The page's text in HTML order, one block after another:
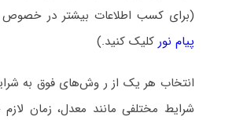
(برای کسب اطلاعات بیشتر در خصوص
پیام نور کلیک کنید.)
انتخاب هر یک از ر وش‌های فوق به
شرایط مختلفی مانند معدل، زمان